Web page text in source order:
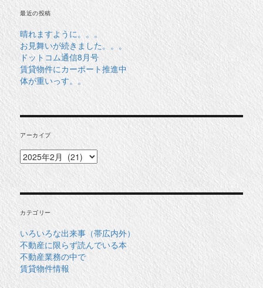
最近の投稿
晴れますように。。。
お見舞いが続きました。。。
ドットコム通信8月号
賃貸物件にカーポート推進中
体が重いっす。。
アーカイブ
ア
ー
イ
カテゴリー
いろいろな出来事（帯広内外）
不動産に限らず読んでいる本
不動産業務の中で
賃貸物件情報